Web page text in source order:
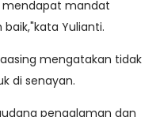
mendapat mandat
Yulianti.
mengatakan tidak
di senayan.
pengalaman dan